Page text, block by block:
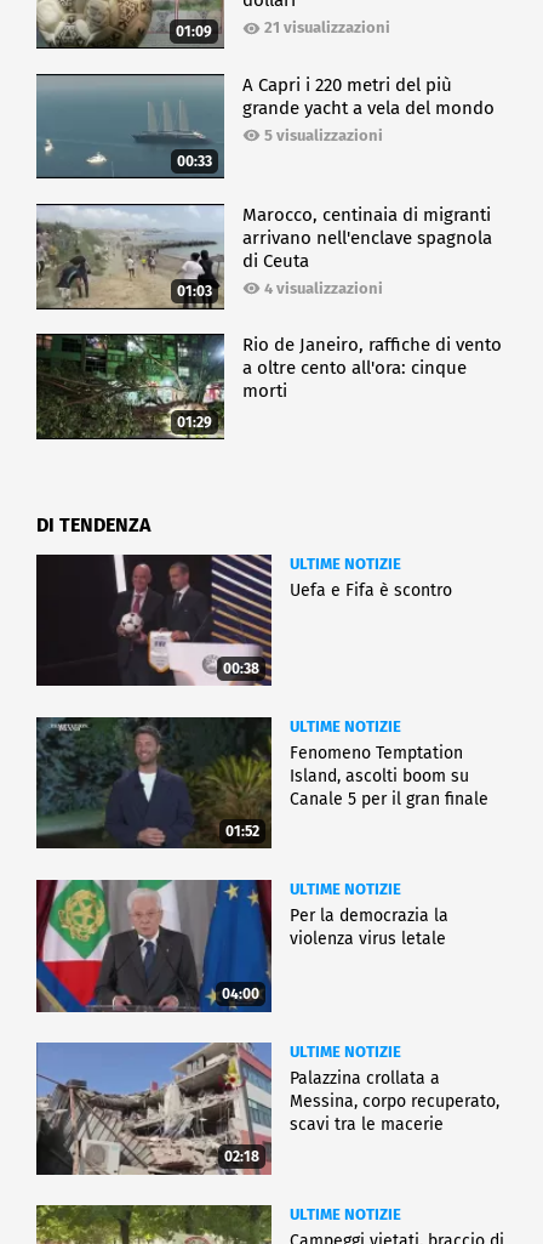
01:09 21 visualizzazioni
00:33
A Capri i 220 metri del più
grande yacht a vela del mondo
5 visualizzazioni
01:03
Marocco, centinaia di migranti
arrivano nell'enclave spagnola
di Ceuta
4 visualizzazioni
01:29
Rio de Janeiro, raffiche di vento
a oltre cento all'ora: cinque
morti
DI TENDENZA
00:38
ULTIME NOTIZIE
Uefa e Fifa è scontro
01:52
ULTIME NOTIZIE
Fenomeno Temptation
Island, ascolti boom su
Canale 5 per il gran finale
04:00
ULTIME NOTIZIE
Per la democrazia la
violenza virus letale
02:18
ULTIME NOTIZIE
Palazzina crollata a
Messina, corpo recuperato,
scavi tra le macerie
ULTIME NOTIZIE